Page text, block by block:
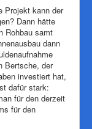
Projekt kann der
Dann hätte
Rohbau samt
dann
Bertsche, der
investiert hat,
dafür stark:
für den derzeit
für den